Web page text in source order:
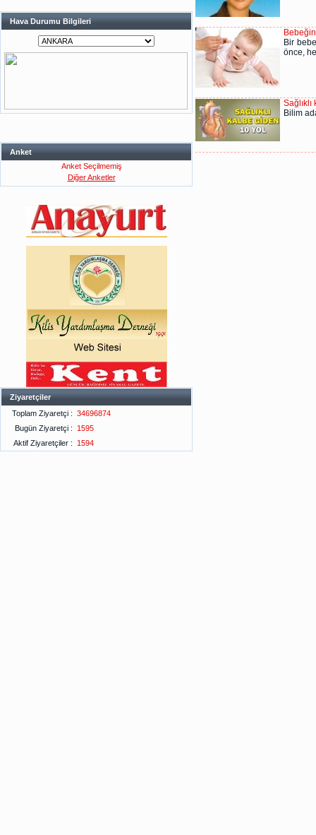
Hava Durumu Bilgileri
Anket
Anket Seçilmemiş
Diğer Anketler
Ziyaretçiler
Toplam Ziyaretçi : 34696874
Bugün Ziyaretçi :
1595
Aktif Ziyaretçiler :
1594
Bir
önce,
Bilim